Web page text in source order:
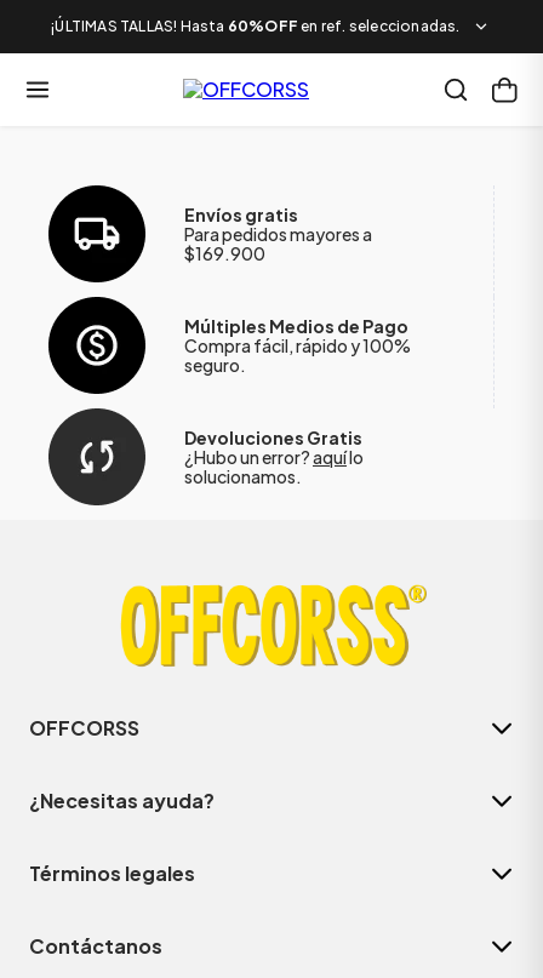
¡ÚLTIMAS TALLAS! Hasta 60%OFF en ref. seleccionadas.
Envíos gratis
Para pedidos mayores a
$169.900
Múltiples Medios de Pago
Compra fácil, rápido y 100%
seguro.
Devoluciones Gratis
¿Hubo un error?aquílo
solucionamos.
OFFCORSS
¿Necesitas ayuda?
Términos legales
Contáctanos